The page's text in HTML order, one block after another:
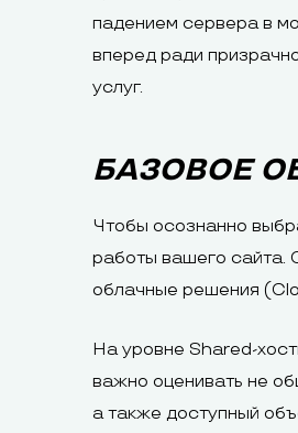
падением сервера в
вперед ради
услуг.
БАЗОВОЕ
Чтобы осознанно
работы вашего сайта.
облачные решения
На уровне Shared-
важно оценивать не
а также доступный